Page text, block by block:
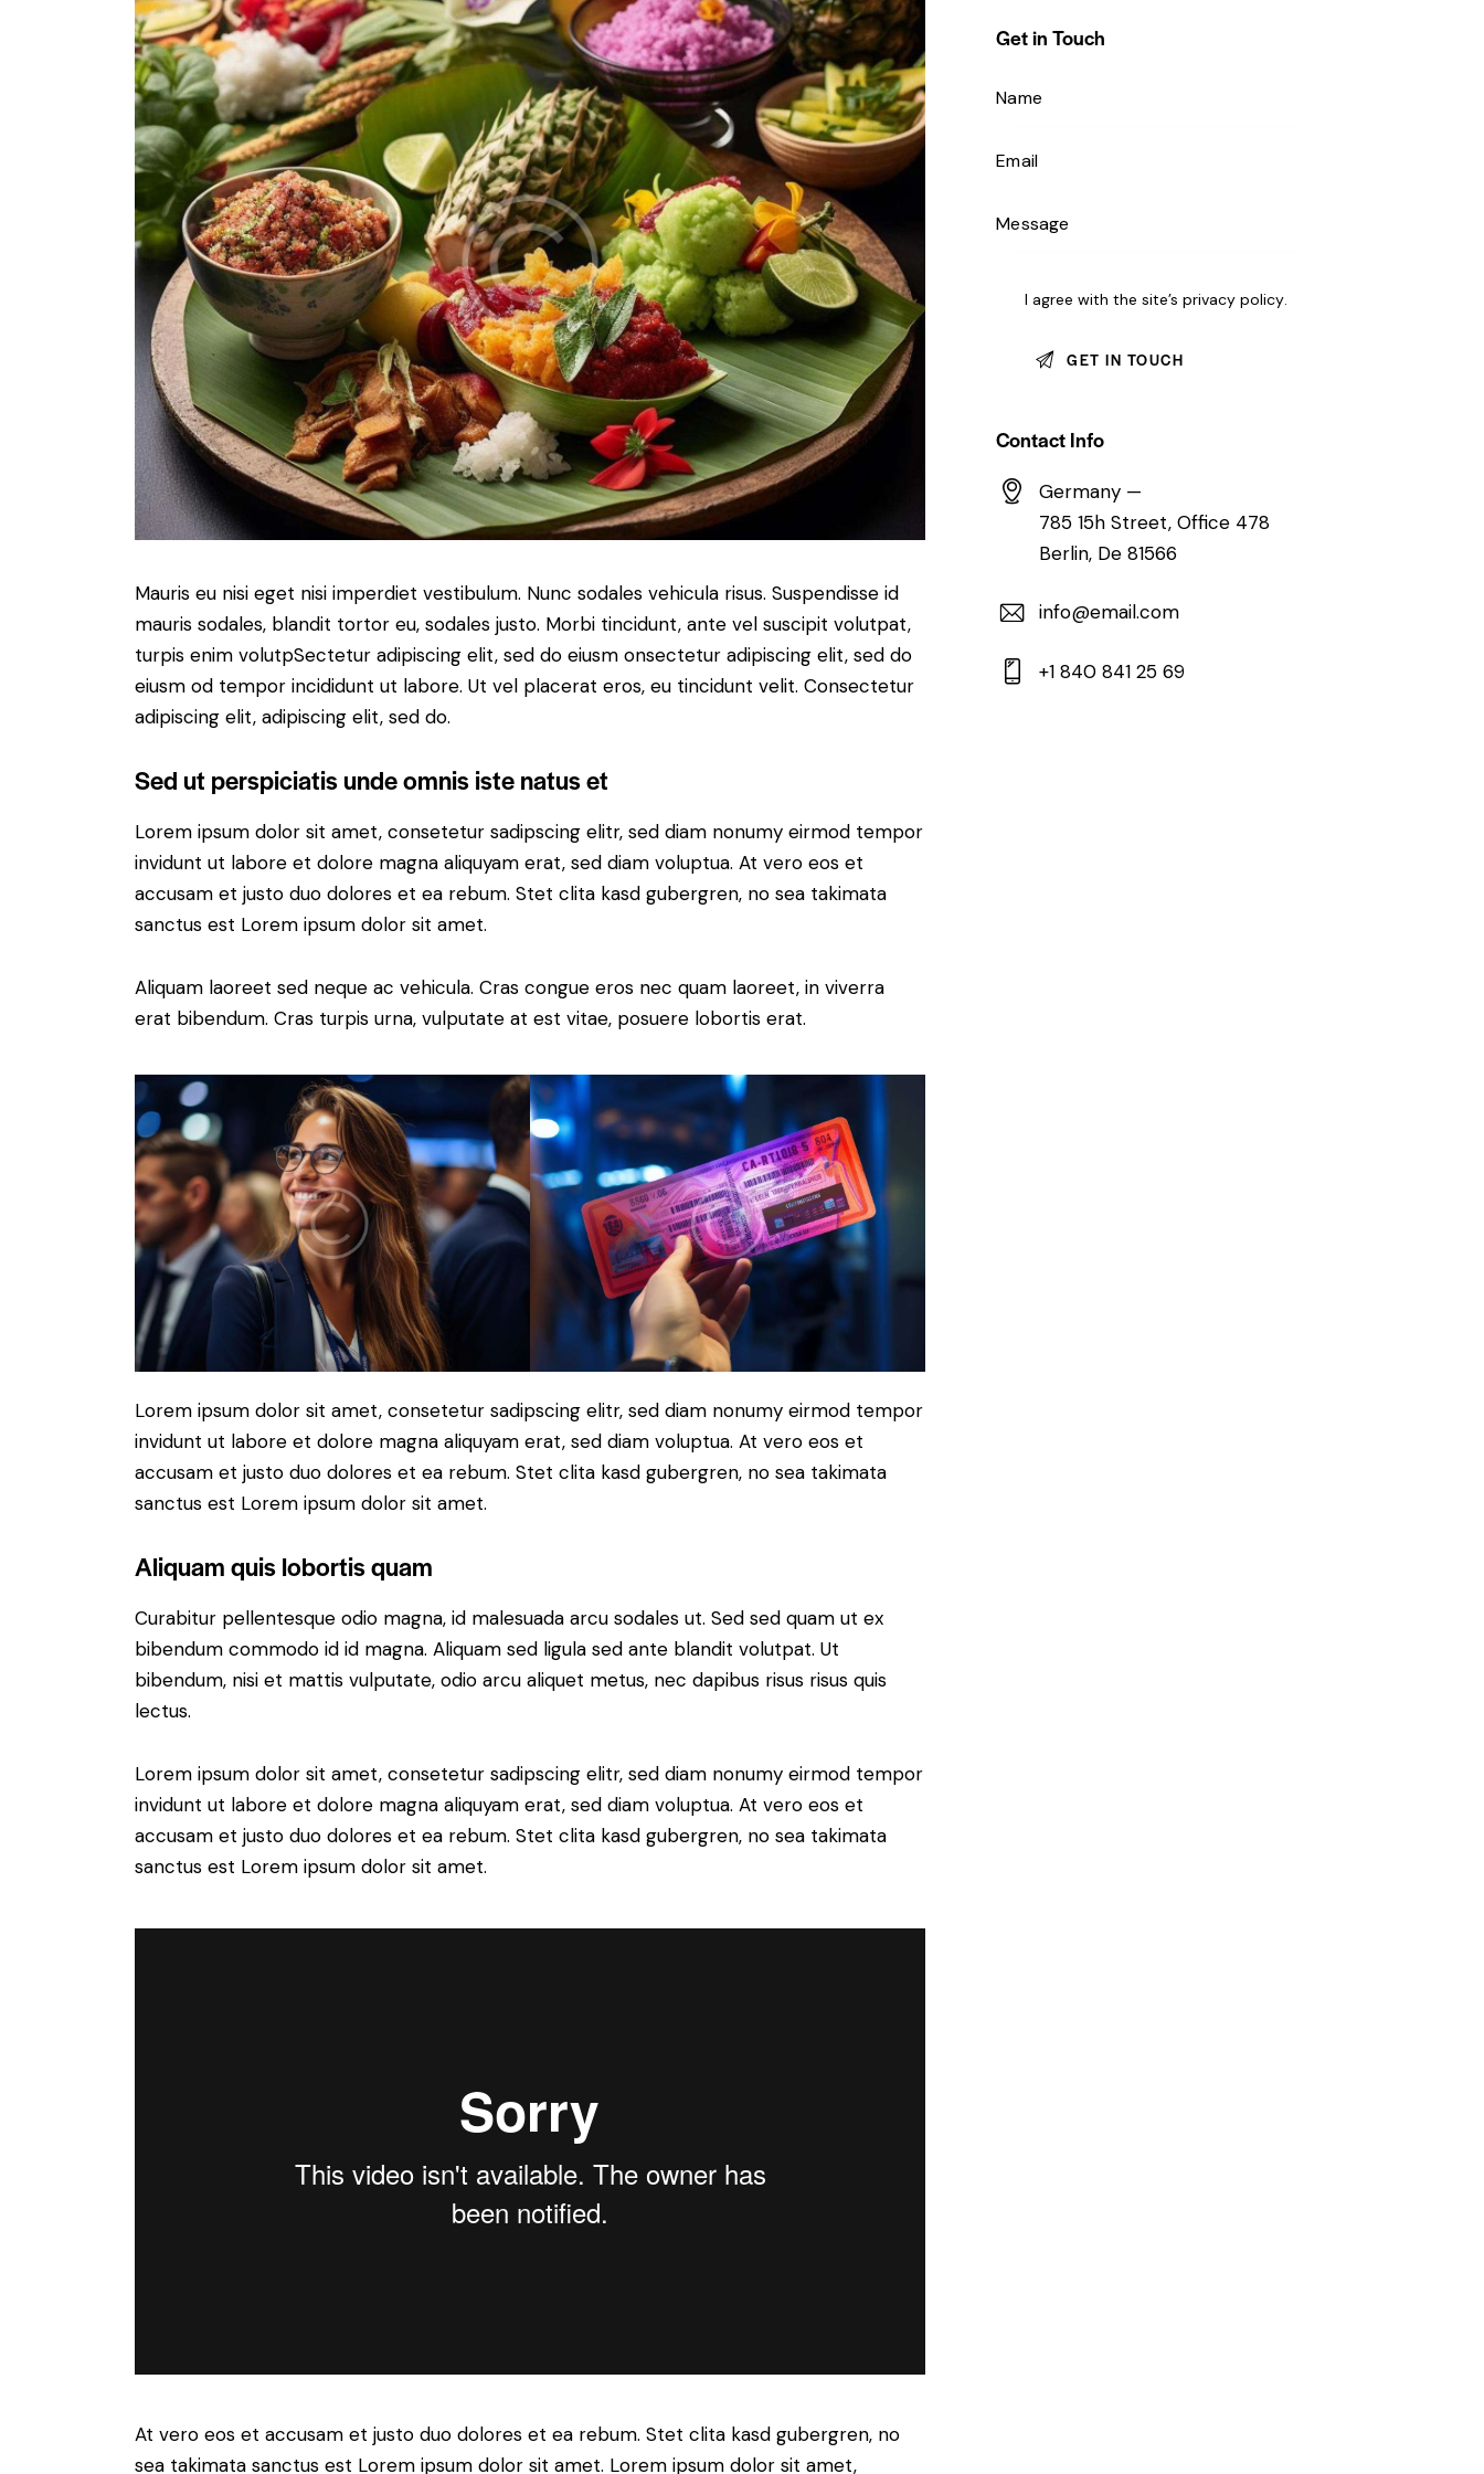
Mauris eu nisi eget nisi imperdiet vestibulum. Nunc sodales vehicula risus. Suspendisse id
mauris sodales, blandit tortor eu, sodales justo. Morbi tincidunt, ante vel suscipit volutpat,
turpis enim volutpSectetur adipiscing elit, sed do eiusm onsectetur adipiscing elit, sed do
eiusm od tempor incididunt ut labore. Ut vel placerat eros, eu tincidunt velit. Consectetur
adipiscing elit, adipiscing elit, sed do.
Sed ut perspiciatis unde omnis iste natus et
Lorem ipsum dolor sit amet, consetetur sadipscing elitr, sed diam nonumy eirmod tempor
invidunt ut labore et dolore magna aliquyam erat, sed diam voluptua. At vero eos et
accusam et justo duo dolores et ea rebum. Stet clita kasd gubergren, no sea takimata
sanctus est Lorem ipsum dolor sit amet.
Aliquam laoreet sed neque ac vehicula. Cras congue eros nec quam laoreet, in viverra
erat bibendum. Cras turpis urna, vulputate at est vitae, posuere lobortis erat.
Lorem ipsum dolor sit amet, consetetur sadipscing elitr, sed diam nonumy eirmod tempor
invidunt ut labore et dolore magna aliquyam erat, sed diam voluptua. At vero eos et
accusam et justo duo dolores et ea rebum. Stet clita kasd gubergren, no sea takimata
sanctus est Lorem ipsum dolor sit amet.
Aliquam quis lobortis quam
Curabitur pellentesque odio magna, id malesuada arcu sodales ut. Sed sed quam ut ex
bibendum commodo id id magna. Aliquam sed ligula sed ante blandit volutpat. Ut
bibendum, nisi et mattis vulputate, odio arcu aliquet metus, nec dapibus risus risus quis
lectus.
Lorem ipsum dolor sit amet, consetetur sadipscing elitr, sed diam nonumy eirmod tempor
invidunt ut labore et dolore magna aliquyam erat, sed diam voluptua. At vero eos et
accusam et justo duo dolores et ea rebum. Stet clita kasd gubergren, no sea takimata
sanctus est Lorem ipsum dolor sit amet.
At vero eos et accusam et justo duo dolores et ea rebum. Stet clita kasd gubergren, no
sea takimata sanctus est Lorem ipsum dolor sit amet. Lorem ipsum dolor sit amet,
Get in Touch
I agree with the site’s privacy policy.
Contact Info
Germany —
785 15h Street, Office 478
Berlin, De 81566
info@email.com
+1 840 841 25 69